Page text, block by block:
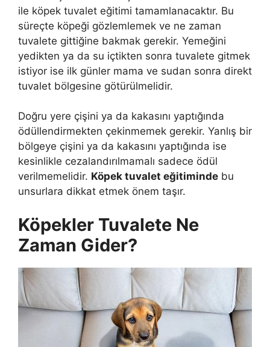
ile köpek tuvalet eğitimi tamamlanacaktır. Bu
süreçte köpeği gözlemlemek ve ne zaman
tuvalete gittiğine bakmak gerekir. Yemeğini
yedikten ya da su içtikten sonra tuvalete gitmek
istiyor ise ilk günler mama ve sudan sonra direkt
tuvalet bölgesine götürülmelidir.
Doğru yere çişini ya da kakasını yaptığında
ödüllendirmekten çekinmemek gerekir. Yanlış bir
bölgeye çişini ya da kakasını yaptığında ise
kesinlikle cezalandırılmamalı sadece ödül
verilmemelidir. Köpek tuvalet eğitiminde bu
unsurlara dikkat etmek önem taşır.
Köpekler Tuvalete Ne
Zaman Gider?